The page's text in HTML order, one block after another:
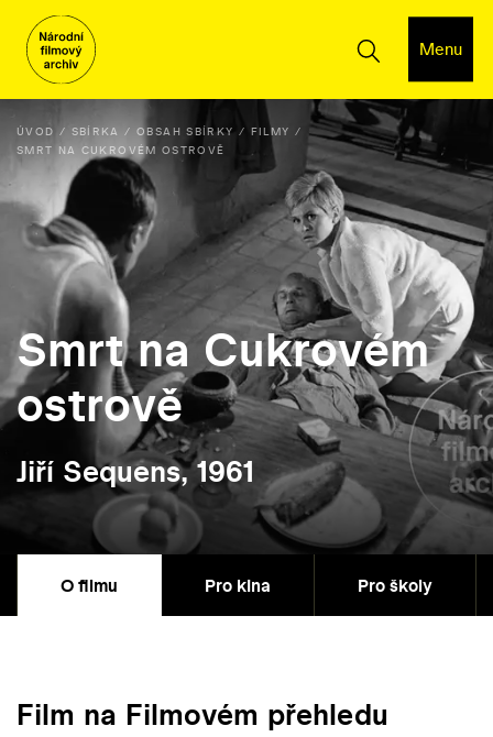
Menu
ÚVOD SBÍRKA OBSAH SBÍRKY
FILMY
SMRT NA CUKROVÉM OSTROVĚ
Smrt na Cukrovém
ostrově
Jiří Sequens, 1961
O filmu Pro kina Pro školy
Film na Filmovém přehledu